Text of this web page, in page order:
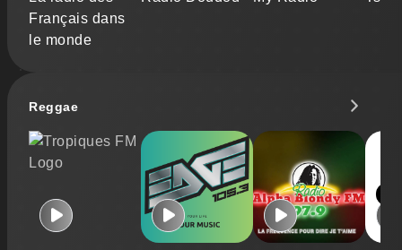
Français dans
le monde
Reggae